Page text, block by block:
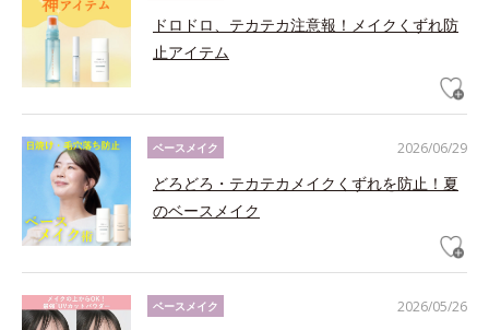
ドロドロ、テカテカ注意報！メイクくずれ防
止アイテム
2026/06/29
ベースメイク
どろどろ・テカテカメイクくずれを防止！夏
のベースメイク
2026/05/26
ベースメイク